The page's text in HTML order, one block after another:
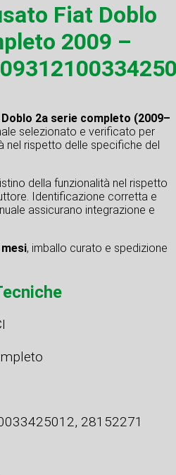
Fiat Doblo
2009 –
2a serie completo (2009–
selezionato e verificato per
nel rispetto delle specifiche del
della funzionalità nel rispetto
Identificazione corretta e
assicurano integrazione e
, imballo curato e spedizione
28152271